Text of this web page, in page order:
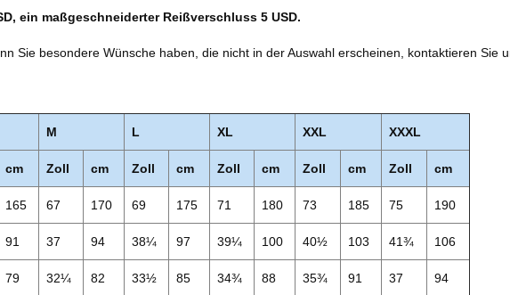
ein maßgeschneiderter Reißverschluss 5 USD.
Sie besondere Wünsche haben, die nicht in der Auswahl erscheinen, kontaktieren Sie
M L XL XXL XXXL
cm Zoll cm Zoll cm Zoll cm Zoll cm Zoll cm
165 67 170 69 175 71 180 73 185 75 190
91 37 94 38¼ 97 39¼ 100 40½ 103 41¾ 106
79 32¼ 82 33½ 85 34¾ 88 35¾ 91 37 94